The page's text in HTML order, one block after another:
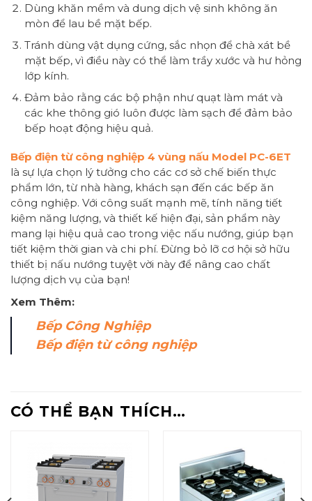
Dùng khăn mềm và dung dịch vệ sinh không ăn
mòn để lau bề mặt bếp.
Tránh dùng vật dụng cứng, sắc nhọn để chà xát bề
mặt bếp, vì điều này có thể làm trầy xước và hư hỏng
lớp kính.
Đảm bảo rằng các bộ phận như quạt làm mát và
các khe thông gió luôn được làm sạch để đảm bảo
bếp hoạt động hiệu quả.
Bếp điện từ công nghiệp 4 vùng nấu Model PC-6ET
là sự lựa chọn lý tưởng cho các cơ sở chế biến thực
phẩm lớn, từ nhà hàng, khách sạn đến các bếp ăn
công nghiệp. Với công suất mạnh mẽ, tính năng tiết
kiệm năng lượng, và thiết kế hiện đại, sản phẩm này
mang lại hiệu quả cao trong việc nấu nướng, giúp bạn
tiết kiệm thời gian và chi phí. Đừng bỏ lỡ cơ hội sở hữu
thiết bị nấu nướng tuyệt vời này để nâng cao chất
lượng dịch vụ của bạn!
Xem Thêm:
Bếp Công Nghiệp
Bếp điện từ công nghiệp
CÓ THỂ BẠN THÍCH…